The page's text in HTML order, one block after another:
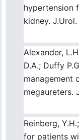
hypertension
kidney.
Alexander,
D.A.; Duffy
management
megaureters.
Reinberg,
for patients